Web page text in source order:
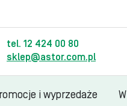
tel. 12 424 00 80
sklep@astor.com.pl
i wyprzedaże